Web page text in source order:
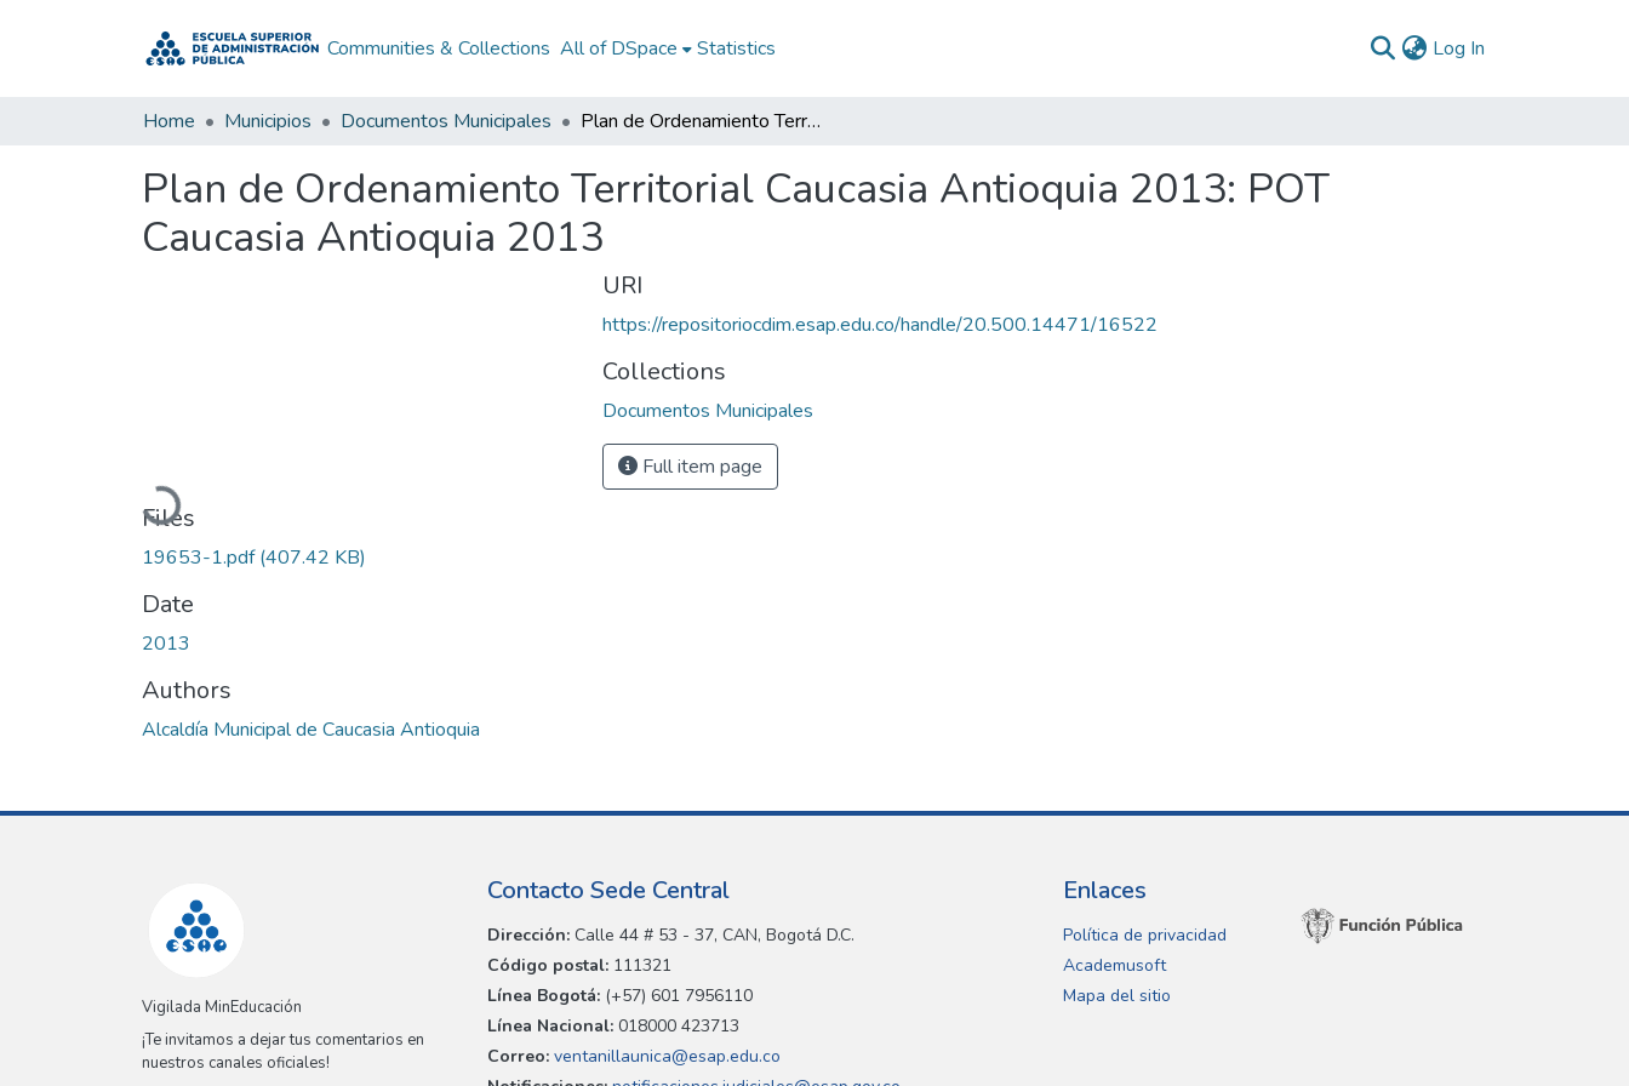
Communities & Collections All of DSpace Statistics Log In
Home Municipios Documentos Municipales Plan de Ordenamiento Territorial Caucasia Antioquia 2013: POT Caucasia Antioquia 2013
Plan de Ordenamiento Territorial Caucasia Antioquia 2013: POT
Caucasia Antioquia 2013
Loading...
Files
19653-1.pdf(407.42 KB)
Date
2013
Authors
Alcaldía Municipal de Caucasia Antioquia
URI
https://repositoriocdim.esap.edu.co/handle/20.500.14471/16522
Collections
Documentos Municipales
Full item page
Vigilada MinEducación
¡Te invitamos a dejar tus comentarios en
nuestros canales oficiales!
Contacto Sede Central
Dirección: Calle 44 # 53 - 37, CAN, Bogotá D.C.
Código postal: 111321
Línea Bogotá: (+57) 601 7956110
Línea Nacional: 018000 423713
Correo: ventanillaunica@esap.edu.co
Enlaces
Política de privacidad
Academusoft
Mapa del sitio